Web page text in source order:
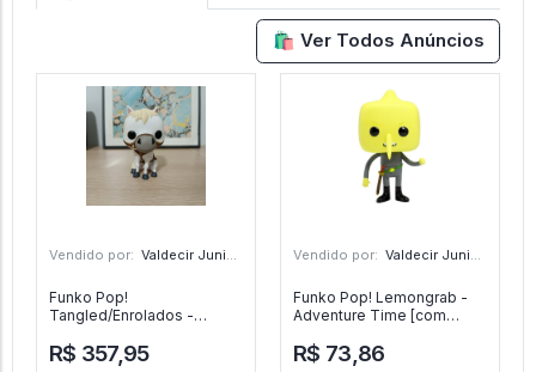
🛍️ Ver Todos Anúncios
Vendido por: Valdecir Junior - PR
Funko Pop!
Tangled/Enrolados -
Enrolados #148
R$ 357,95
Vendido por: Valdecir Junior - PR
Funko Pop! Lemongrab -
Adventure Time [com
#53
R$ 73,86